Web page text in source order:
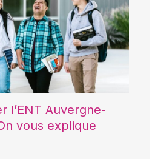
l’ENT Auvergne-
vous explique